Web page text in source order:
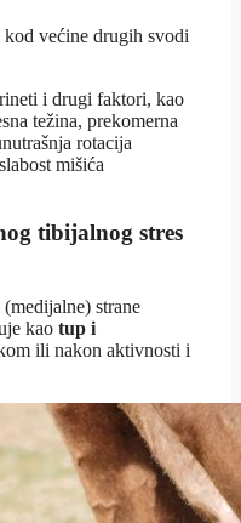
većine drugih svodi
i drugi faktori, kao
težina, prekomerna
rotacija
mišića
tibijalnog stres
strane
kao tup i
ili nakon aktivnosti i